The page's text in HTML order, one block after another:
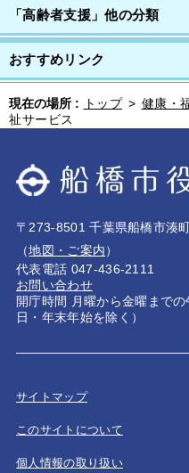
「高齢者支援」他の分類
おすすめリンク
現在の場所 : トップ > 健康・
祉サービス
〒273-8501 千葉県船橋市湊
（地図・ご案内）
代表電話 047-436-2111
お問い合わせ
開庁時間 月曜から金曜まで
日・年末年始を除く）
サイトマップ
このサイトについて
個人情報の取り扱い